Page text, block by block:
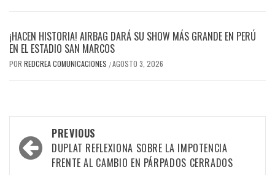
¡HACEN HISTORIA! AIRBAG DARÁ SU SHOW MÁS GRANDE EN PERÚ
EN EL ESTADIO SAN MARCOS
POR REDCREA COMUNICACIONES /AGOSTO 3, 2026
Post
navigation
PREVIOUS
DUPLAT REFLEXIONA SOBRE LA IMPOTENCIA
FRENTE AL CAMBIO EN PÁRPADOS CERRADOS